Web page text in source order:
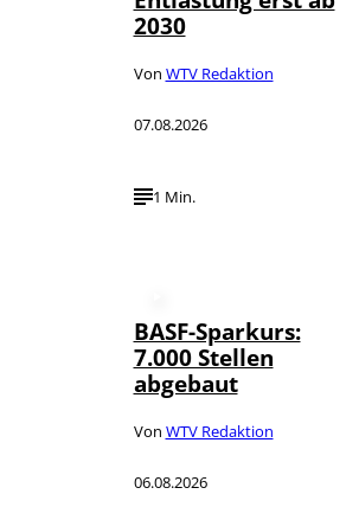
2030
Von WTV Redaktion
07.08.2026
1 Min.
BASF-Sparkurs:
7.000 Stellen
abgebaut
Von WTV Redaktion
06.08.2026